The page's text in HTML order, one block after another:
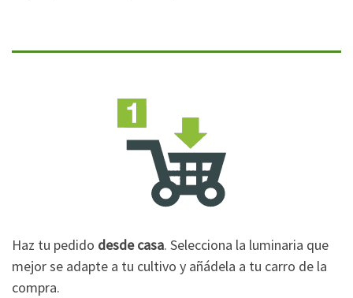
Haz tu pedido desde casa. Selecciona la luminaria que
mejor se adapte a tu cultivo y añádela a tu carro de la
compra.